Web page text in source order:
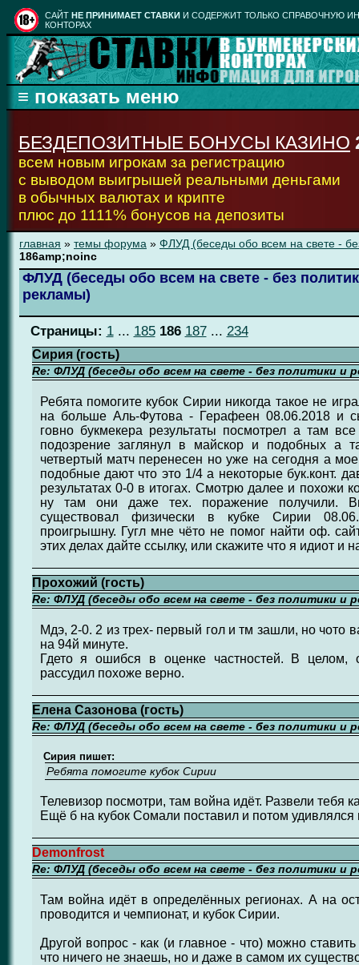
CАЙТ НЕ ПРИНИМАЕТ СТАВКИ И СОДЕРЖИТ ТОЛЬКО СПРАВОЧНУЮ
КОНТОРАХ
БЕЗДЕПОЗИТНЫЕ БОНУСЫ КАЗИНО
всем новым игрокам за регистрацию
с выводом выигрышей реальными деньгами
в обычных валютах и крипте
плюс до 1111% бонусов на депозиты
главная » темы форума » ФЛУД (беседы обо всем на свете -
186amp;noinc
ФЛУД (беседы обо всем на свете - без
рекламы)
Страницы: 1... 185 186 187... 234
Сирия (гость)
Re: ФЛУД (беседы обо всем на свете - без политики и
Ребята помогите кубок Сирии никогда такое не
на больше Аль-Футова - Герафеен 08.06.2018 и
говно букмекера результаты посмотрел а там
подозрение заглянул в майскор и подобных а
четвертый матч перенесен но уже на сегодня а
подобные дают что это 1/4 а некоторые бук.конт.
результатах 0-0 в итогах. Смотрю далее и похожи
ну там они даже тех. поражение получили.
существовал физически в кубке Сирии
проигрышну. Гугл мне чёто не помог найти оф.
этих делах дайте ссылку, или скажите что я идиот и
Прохожий (гость)
Re: ФЛУД (беседы обо всем на свете - без политики и
Мдэ, 2-0. 2 из трех- первый гол и тм зашли, но чото
на 94й минуте.
Гдето я ошибся в оценке частностей. В целом,
рассудил похоже верно.
Елена Сазонова (гость)
Re: ФЛУД (беседы обо всем на свете - без политики и
Сирия пишет:
Ребята помогите кубок Сирии
Телевизор посмотри, там война идёт. Развели тебя
Ещё б на кубок Сомали поставил и потом удивлялся
Demonfrost
Re: ФЛУД (беседы обо всем на свете - без политики и
Там война идёт в определённых регионах. А на
проводится и чемпионат, и кубок Сирии.
Другой вопрос - как (и главное - что) можно
что ничего не знаешь, но и даже в самом их